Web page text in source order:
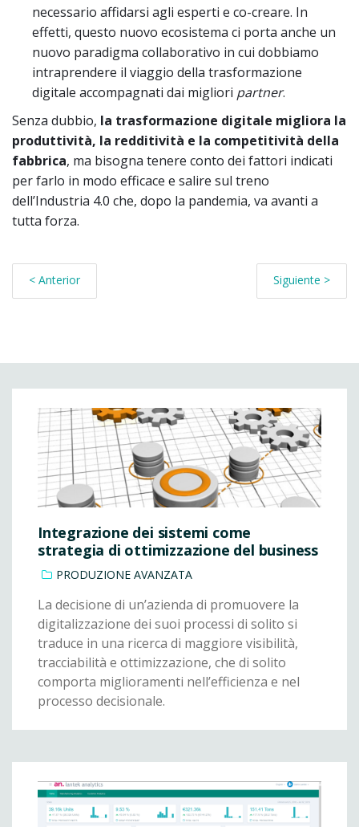
necessario affidarsi agli esperti e co-creare. In
effetti, questo nuovo ecosistema ci porta anche un
nuovo paradigma collaborativo in cui dobbiamo
intraprendere il viaggio della trasformazione
digitale accompagnati dai migliori partner.
Senza dubbio, la trasformazione digitale migliora la
produttività, la redditività e la competitività della
fabbrica, ma bisogna tenere conto dei fattori indicati
per farlo in modo efficace e salire sul treno
dell’Industria 4.0 che, dopo la pandemia, va avanti a
tutta forza.
< Anterior Siguiente >
Integrazione dei sistemi come
strategia di ottimizzazione del business
PRODUZIONE AVANZATA
La decisione di un’azienda di promuovere la
digitalizzazione dei suoi processi di solito si
traduce in una ricerca di maggiore visibilità,
tracciabilità e ottimizzazione, che di solito
comporta miglioramenti nell’efficienza e nel
processo decisionale.